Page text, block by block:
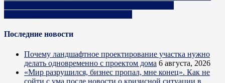
Последние новости
Почему ландшафтное проектирование участка нужно
делать одновременно с проектом дома 6 августа, 2026
«Мир разрушился, бизнес пропал, мне конец». Как не
сойти с ума после новости о кризисной ситуации в